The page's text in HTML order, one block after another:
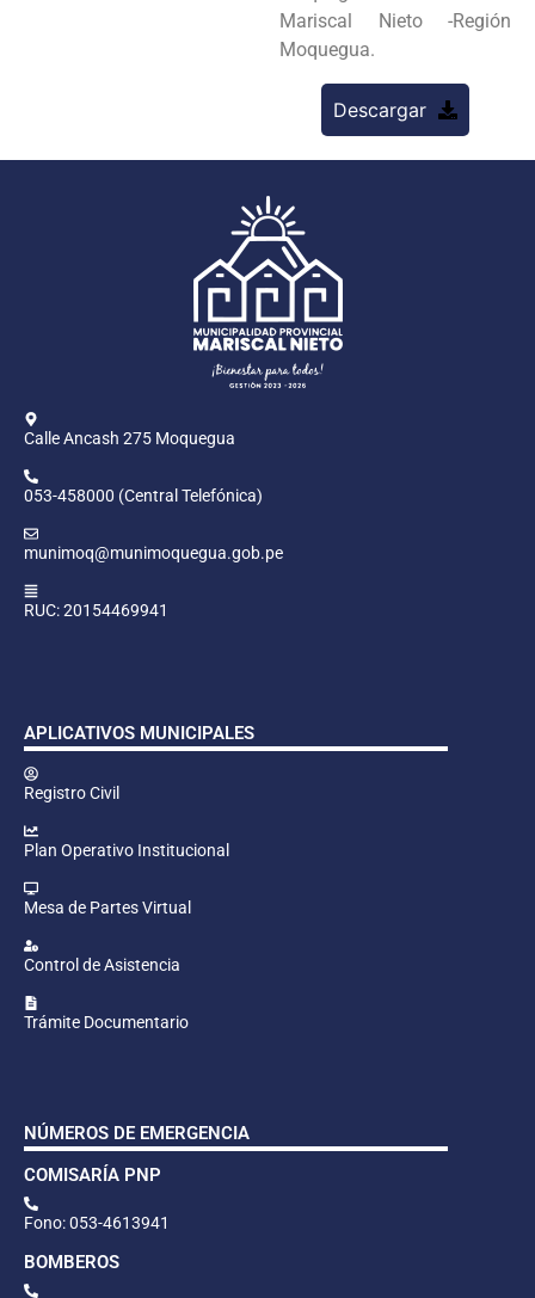
Mariscal Nieto -Región
Moquegua.
Descargar
Calle Ancash 275 Moquegua
053-458000 (Central Telefónica)
munimoq@munimoquegua.gob.pe
RUC: 20154469941
APLICATIVOS MUNICIPALES
Registro Civil
Plan Operativo Institucional
Mesa de Partes Virtual
Control de Asistencia
Trámite Documentario
NÚMEROS DE EMERGENCIA
COMISARÍA PNP
Fono: 053-4613941
BOMBEROS